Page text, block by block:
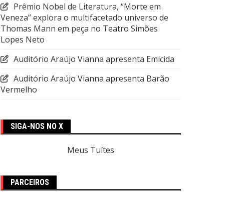
Prêmio Nobel de Literatura, “Morte em
Veneza” explora o multifacetado universo de
Thomas Mann em peça no Teatro Simões
Lopes Neto
Auditório Araújo Vianna apresenta Emicida
Auditório Araújo Vianna apresenta Barão
Vermelho
SIGA-NOS NO X
Meus Tuítes
PARCEIROS